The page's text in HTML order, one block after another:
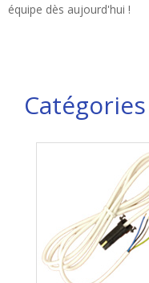
équipe dès aujourd'hui !